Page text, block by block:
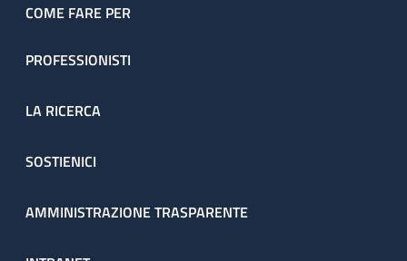
COME FARE PER
PROFESSIONISTI
LA RICERCA
SOSTIENICI
AMMINISTRAZIONE TRASPARENTE